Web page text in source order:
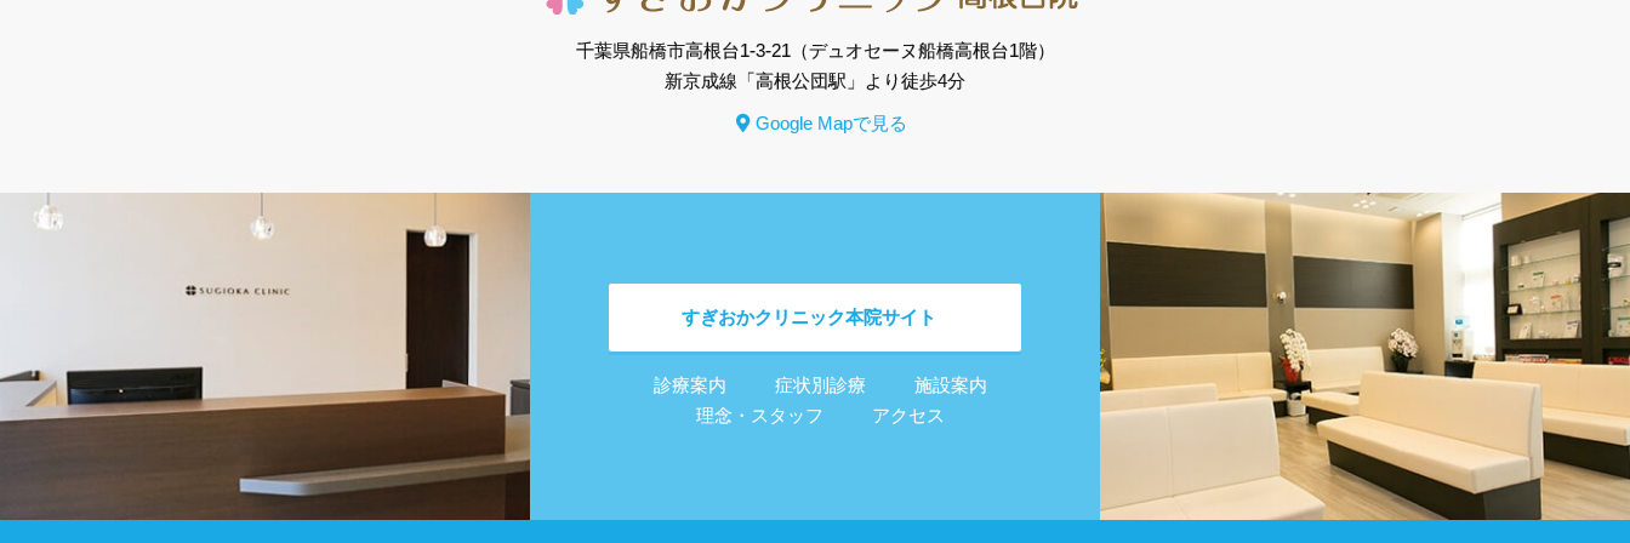
千葉県船橋市高根台1-3-21（デュオセーヌ船橋高根台1階）
新京成線「高根公団駅」より徒歩4分
Google Mapで見る
すぎおかクリニック本院サイト
診療案内 症状別診療
施設案内
理念・スタッフ
アクセス